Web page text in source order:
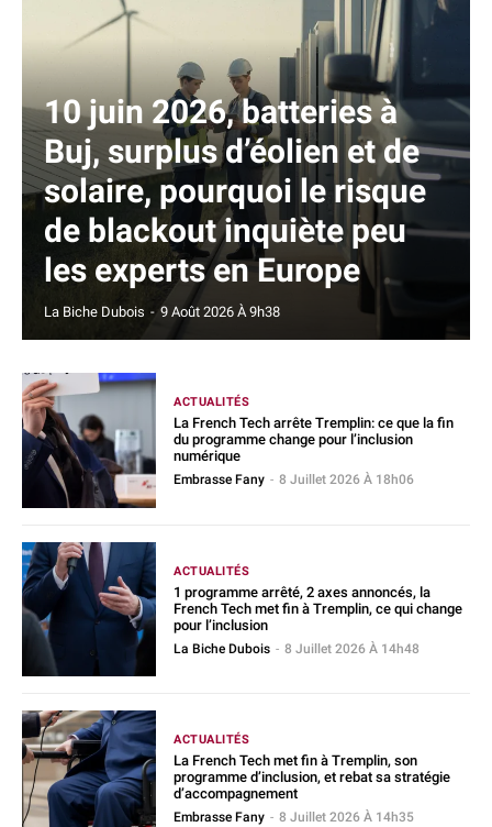
10 juin 2026, batteries à
Buj, surplus d’éolien et de
solaire, pourquoi le risque
de blackout inquiète peu
les experts en Europe
La Biche Dubois - 9 Août 2026 À 9h38
ACTUALITÉS
La French Tech arrête Tremplin: ce que la fin
du programme change pour l’inclusion
numérique
Embrasse Fany - 8 Juillet 2026 À 18h06
ACTUALITÉS
1 programme arrêté, 2 axes annoncés, la
French Tech met fin à Tremplin, ce qui change
pour l’inclusion
La Biche Dubois - 8 Juillet 2026 À 14h48
ACTUALITÉS
La French Tech met fin à Tremplin, son
programme d’inclusion, et rebat sa stratégie
d’accompagnement
Embrasse Fany - 8 Juillet 2026 À 14h35